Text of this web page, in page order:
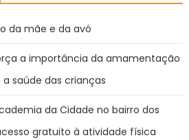
da mãe e da avó
a importância da amamentação
saúde das crianças
da Cidade no bairro dos
gratuito à atividade física